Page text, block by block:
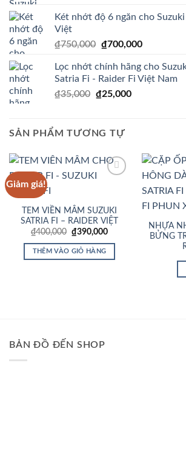
là:
tại
₫250,000.
Két nhớt độ 6 ngăn cho
Việt
₫750,000 Giá
là:
₫750,000.
₫700,000Giá
tại
là:
Lọc nhớt chính hãng cho
Satria Fi - Raider Fi Việt Nam
₫35,000 Giá
₫35,000.
₫25,000Giá
SẢN PHẨM TƯƠNG TỰ
Giảm giá!
TEM VIỀN MÂM SUZUKI
SATRIA FI – RAIDER VIỆT
₫400,000 Giá
là:
₫400,000.
₫390,000Giá
THÊM VÀO GIỎ HÀNG
NHỰA
BỬNG
BẢN ĐỒ ĐẾN SHOP